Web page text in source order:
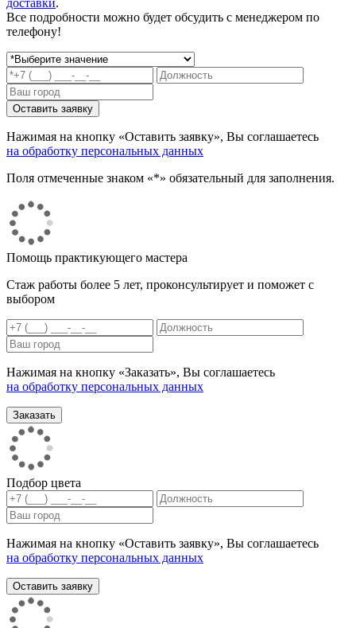
доставки.
Все подробности можно будет обсудить с менеджером по
телефону!
Нажимая на кнопку «Оставить заявку», Вы соглашаетесь
на обработку персональных данных
Поля отмеченные знаком «*» обязательный для заполнения.
Помощь практикующего мастера
Стаж работы более 5 лет, проконсультирует и поможет с
выбором
Нажимая на кнопку «Заказать», Вы соглашаетесь
на обработку персональных данных
Подбор цвета
Нажимая на кнопку «Оставить заявку», Вы соглашаетесь
на обработку персональных данных